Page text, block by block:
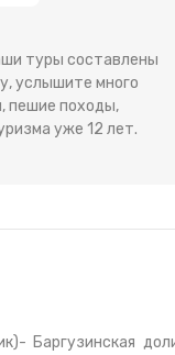
туры составлены
услышите много
пешие походы,
уже 12 лет.
Баргузинская